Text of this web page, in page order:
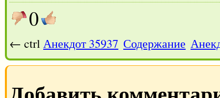
0
← ctrl Анекдот 35937 Содержание